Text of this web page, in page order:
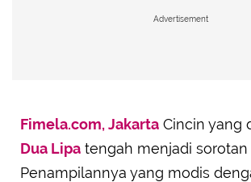
Advertisement
Fimela.com, Jakarta Cincin yang
Dua Lipa tengah menjadi sorotan
Penampilannya yang modis